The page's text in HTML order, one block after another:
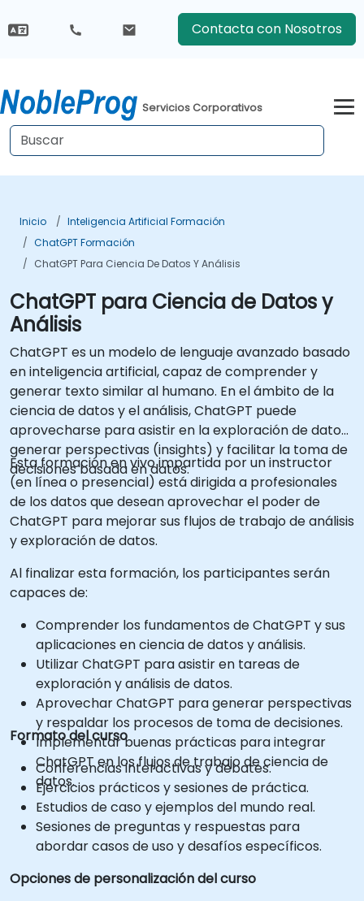
Contacta con Nosotros
Servicios Corporativos
Inicio
Inteligencia Artificial Formación
ChatGPT Formación
ChatGPT Para Ciencia De Datos Y Análisis
ChatGPT para Ciencia de Datos y
Análisis
ChatGPT es un modelo de lenguaje avanzado basado
en inteligencia artificial, capaz de comprender y
generar texto similar al humano. En el ámbito de la
ciencia de datos y el análisis, ChatGPT puede
aprovecharse para asistir en la exploración de datos,
generar perspectivas (insights) y facilitar la toma de
decisiones basada en datos.
Esta formación en vivo impartida por un instructor
(en línea o presencial) está dirigida a profesionales
de los datos que desean aprovechar el poder de
ChatGPT para mejorar sus flujos de trabajo de análisis
y exploración de datos.
Al finalizar esta formación, los participantes serán
capaces de:
Comprender los fundamentos de ChatGPT y sus
aplicaciones en ciencia de datos y análisis.
Utilizar ChatGPT para asistir en tareas de
exploración y análisis de datos.
Aprovechar ChatGPT para generar perspectivas
y respaldar los procesos de toma de decisiones.
Implementar buenas prácticas para integrar
ChatGPT en los flujos de trabajo de ciencia de
datos.
Formato del curso
Conferencias interactivas y debates.
Ejercicios prácticos y sesiones de práctica.
Estudios de caso y ejemplos del mundo real.
Sesiones de preguntas y respuestas para
abordar casos de uso y desafíos específicos.
Opciones de personalización del curso